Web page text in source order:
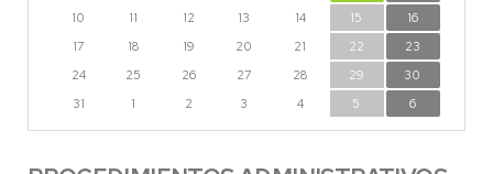
10
11 12 13 14 15
16
17
18 19 20 21 22
23
24
25 26 27 28 29
30
31
1 2 3 4 5 6